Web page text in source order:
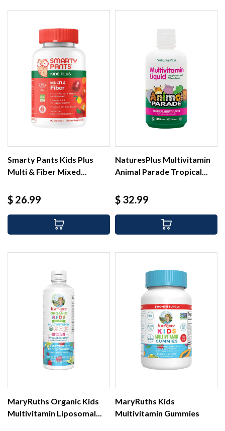
Smarty Pants Kids Plus
Multi & Fiber Mixed...
Precio
$ 26.99
NaturesPlus Multivitamin
Animal Parade Tropical...
Precio
$ 32.99
MaryRuths Organic Kids
Multivitamin Liposomal...
MaryRuths Kids
Multivitamin Gummies